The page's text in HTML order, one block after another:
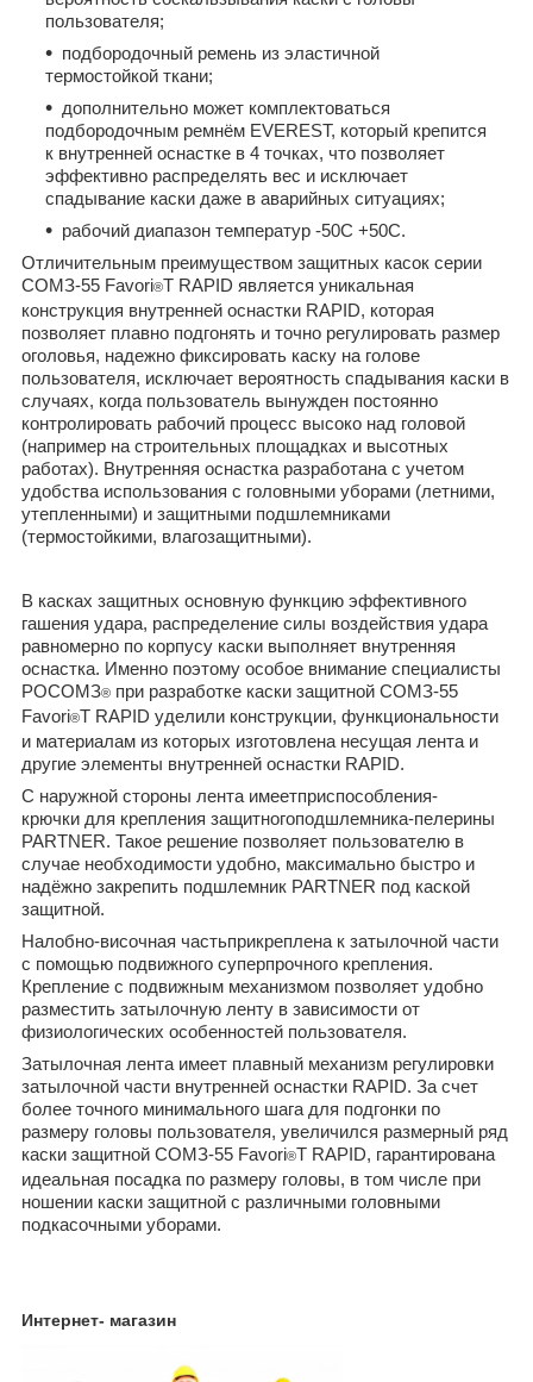
пользователя;
подбородочный ремень из эластичной
термостойкой ткани;
дополнительно может комплектоваться
подбородочным ремнём EVEREST, который крепится
к внутренней оснастке в 4 точках, что позволяет
эффективно распределять вес и исключает
спадывание каски даже в аварийных ситуациях;
рабочий диапазон температур -50С +50С.
Отличительным преимуществом защитных касок серии
СОМЗ-55 Favori®T RAPID является уникальная
конструкция внутренней оснастки RAPID, которая
позволяет плавно подгонять и точно регулировать размер
оголовья, надежно фиксировать каску на голове
пользователя, исключает вероятность спадывания каски в
случаях, когда пользователь вынужден постоянно
контролировать рабочий процесс высоко над головой
(например на строительных площадках и высотных
работах). Внутренняя оснастка разработана с учетом
удобства использования с головными уборами (летними,
утепленными) и защитными подшлемниками
(термостойкими, влагозащитными).
В касках защитных основную функцию эффективного
гашения удара, распределение силы воздействия удара
равномерно по корпусу каски выполняет внутренняя
оснастка. Именно поэтому особое внимание специалисты
РОСОМЗ® при разработке каски защитной СОМЗ-55
Favori®T RAPID уделили конструкции, функциональности
и материалам из которых изготовлена несущая лента и
другие элементы внутренней оснастки RAPID.
С наружной стороны лента имеетприспособления-
крючки для крепления защитногоподшлемника-пелерины
PARTNER. Такое решение позволяет пользователю в
случае необходимости удобно, максимально быстро и
надёжно закрепить подшлемник PARTNER под каской
защитной.
Налобно-височная частьприкреплена к затылочной части
с помощью подвижного суперпрочного крепления.
Крепление с подвижным механизмом позволяет удобно
разместить затылочную ленту в зависимости от
физиологических особенностей пользователя.
Затылочная лента имеет плавный механизм регулировки
затылочной части внутренней оснастки RAPID. За счет
более точного минимального шага для подгонки по
размеру головы пользователя, увеличился размерный ряд
каски защитной СОМЗ-55 Favori®T RAPID, гарантирована
идеальная посадка по размеру головы, в том числе при
ношении каски защитной с различными головными
подкасочными уборами.
Интернет- магазин